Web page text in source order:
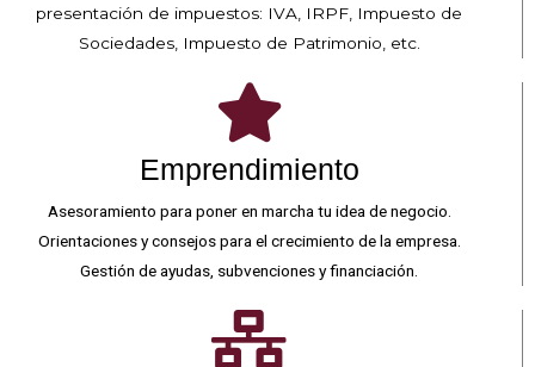
presentación de impuestos: IVA, IRPF, Impuesto de
Sociedades, Impuesto de Patrimonio, etc.
Emprendimiento
Asesoramiento para poner en marcha tu idea de negocio.
Orientaciones y consejos para el crecimiento de la empresa.
Gestión de ayudas, subvenciones y financiación.